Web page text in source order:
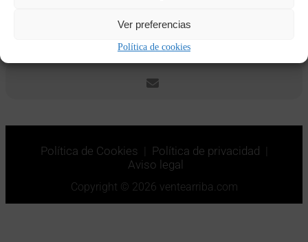
Ver preferencias
Política de cookies
GOOGLECAL
Política de Cookies Política de privacidad
Aviso legal
Copyright © 2026 ventearriba.com